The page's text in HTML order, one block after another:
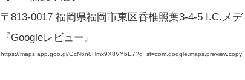
〒813-0017 福岡県福岡市東区香椎照葉3-4-5 I.C.メ
『Googleレビュー』
https://maps.app.goo.gl/GcN6n8Hmx9X8VYbE7?g_st=com.google.maps.preview.copy